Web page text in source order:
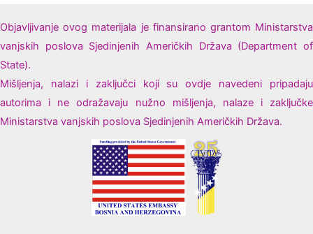
Objavljivanje ovog materijala je finansirano grantom Ministarstva
vanjskih poslova Sjedinjenih Američkih Država (Department of
State).
Mišljenja, nalazi i zaključci koji su ovdje navedeni pripadaju
autorima i ne odražavaju nužno mišljenja, nalaze i zaključke
Ministarstva vanjskih poslova Sjedinjenih Američkih Država.